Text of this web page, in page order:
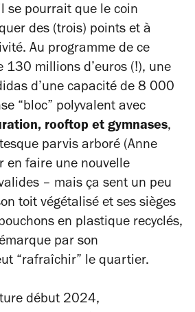
se pourrait que le coin
des (trois) points et à
Au programme de ce
130 millions d’euros (!), une
d’une capacité de 8 000
“bloc” polyvalent avec
rooftop et gymnases,
parvis arboré (Anne
en faire une nouvelle
– mais ça sent un peu
toit végétalisé et ses sièges
en plastique recyclés,
par son
“rafraîchir” le quartier.
début 2024,